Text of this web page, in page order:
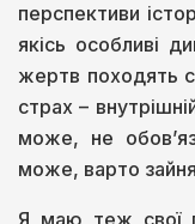
перспективи
якісь особливі
жертв походять
страх –
може, не
може, варто